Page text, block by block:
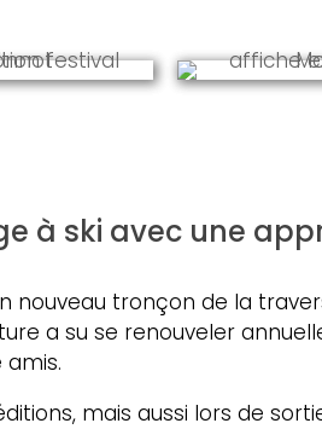
à ski avec une
nouveau tronçon de la
a su se renouveler
mais aussi lors de